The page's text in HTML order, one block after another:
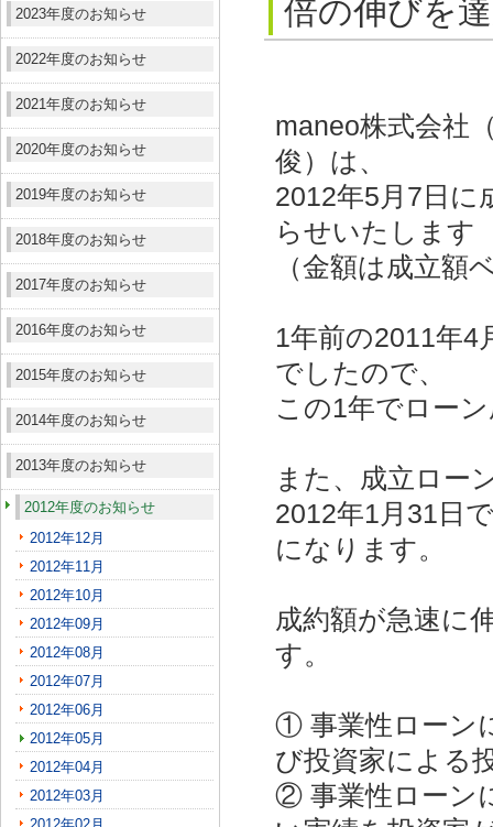
2023年度のお知らせ
2022年度のお知らせ
2021年度のお知らせ
2020年度のお知らせ
2019年度のお知らせ
2018年度のお知らせ
2017年度のお知らせ
2016年度のお知らせ
2015年度のお知らせ
2014年度のお知らせ
2013年度のお知らせ
2012年度のお知らせ
2012年12月
2012年11月
2012年10月
2012年09月
2012年08月
2012年07月
2012年06月
2012年05月
2012年04月
2012年03月
倍の伸びを
maneo株式会社
俊）は、
2012年5月7日に
らせいたします
（金額は成立額
1年前の2011年4
でしたので、
この1年でロー
また、成立ロー
2012年1月31日
になります。
成約額が急速に
す。
① 事業性ローン
び投資家による
② 事業性ローン